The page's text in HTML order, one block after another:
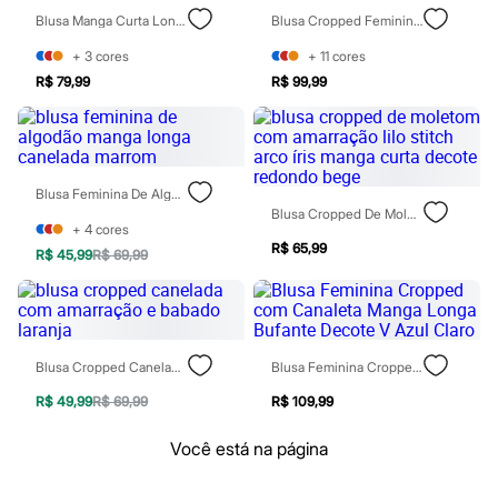
Base
Batom
Blush
Corretivo
Gloss
Pó facial
Sombras
Al Wataniah
Banderas
Beleza C&A
Boca Rosa
Bruna Tavares
Carolina Herrera
Ciclo
Fran by Franciny Ehlke
Jean Paul Gaultier
Lancôme
Mari Maria
Niina Secrets
Blusa Manga Curta Long Cropped Em Tricot Liso Cinza
+ 3 cores
R$ 79,99
Blusa Cropped Feminina De Tricot Manga Curta Marrom
+ 11 cores
R$ 99,99
Blusa Feminina De Algodão Manga Longa Canelada Marrom
+ 4 cores
R$ 45,99R$ 69,99
Blusa Cropped De Moletom Com Amarração Lilo Stitch Arco Íris Manga Curta Decote Redondo Bege
R$ 65,99
Blusa Cropped Canelada Com Amarração E Babado Laranja
R$ 49,99R$ 69,99
Blusa Feminina Cropped Com Canaleta Manga Longa Bufante Decote V Azul Claro
R$ 109,99
Você está na página